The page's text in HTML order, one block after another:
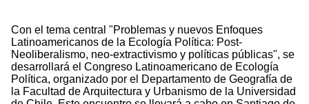
Con el tema central "Problemas y nuevos Enfoques
Latinoamericanos de la Ecología Política: Post-
Neoliberalismo, neo-extractivismo y políticas públicas", se
desarrollará el Congreso Latinoamericano de Ecología
Política, organizado por el Departamento de Geografía de
la Facultad de Arquitectura y Urbanismo de la Universidad